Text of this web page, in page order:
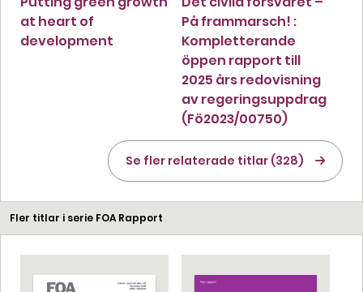
at heart of
development
På frammarsch! :
Kompletterande
öppen rapport till
2025 års redovisning
av regeringsuppdrag
(Fö2023/00750)
Se fler relaterade titlar (328)
Fler titlar i serie FOA Rapport